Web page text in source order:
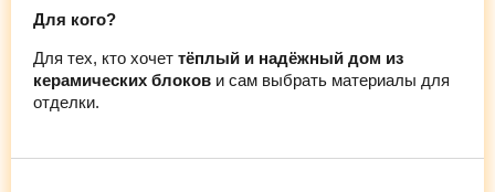
Для кого?
Для тех, кто хочет тёплый и надёжный дом из
керамических блоков и сам выбрать материалы для
отделки.